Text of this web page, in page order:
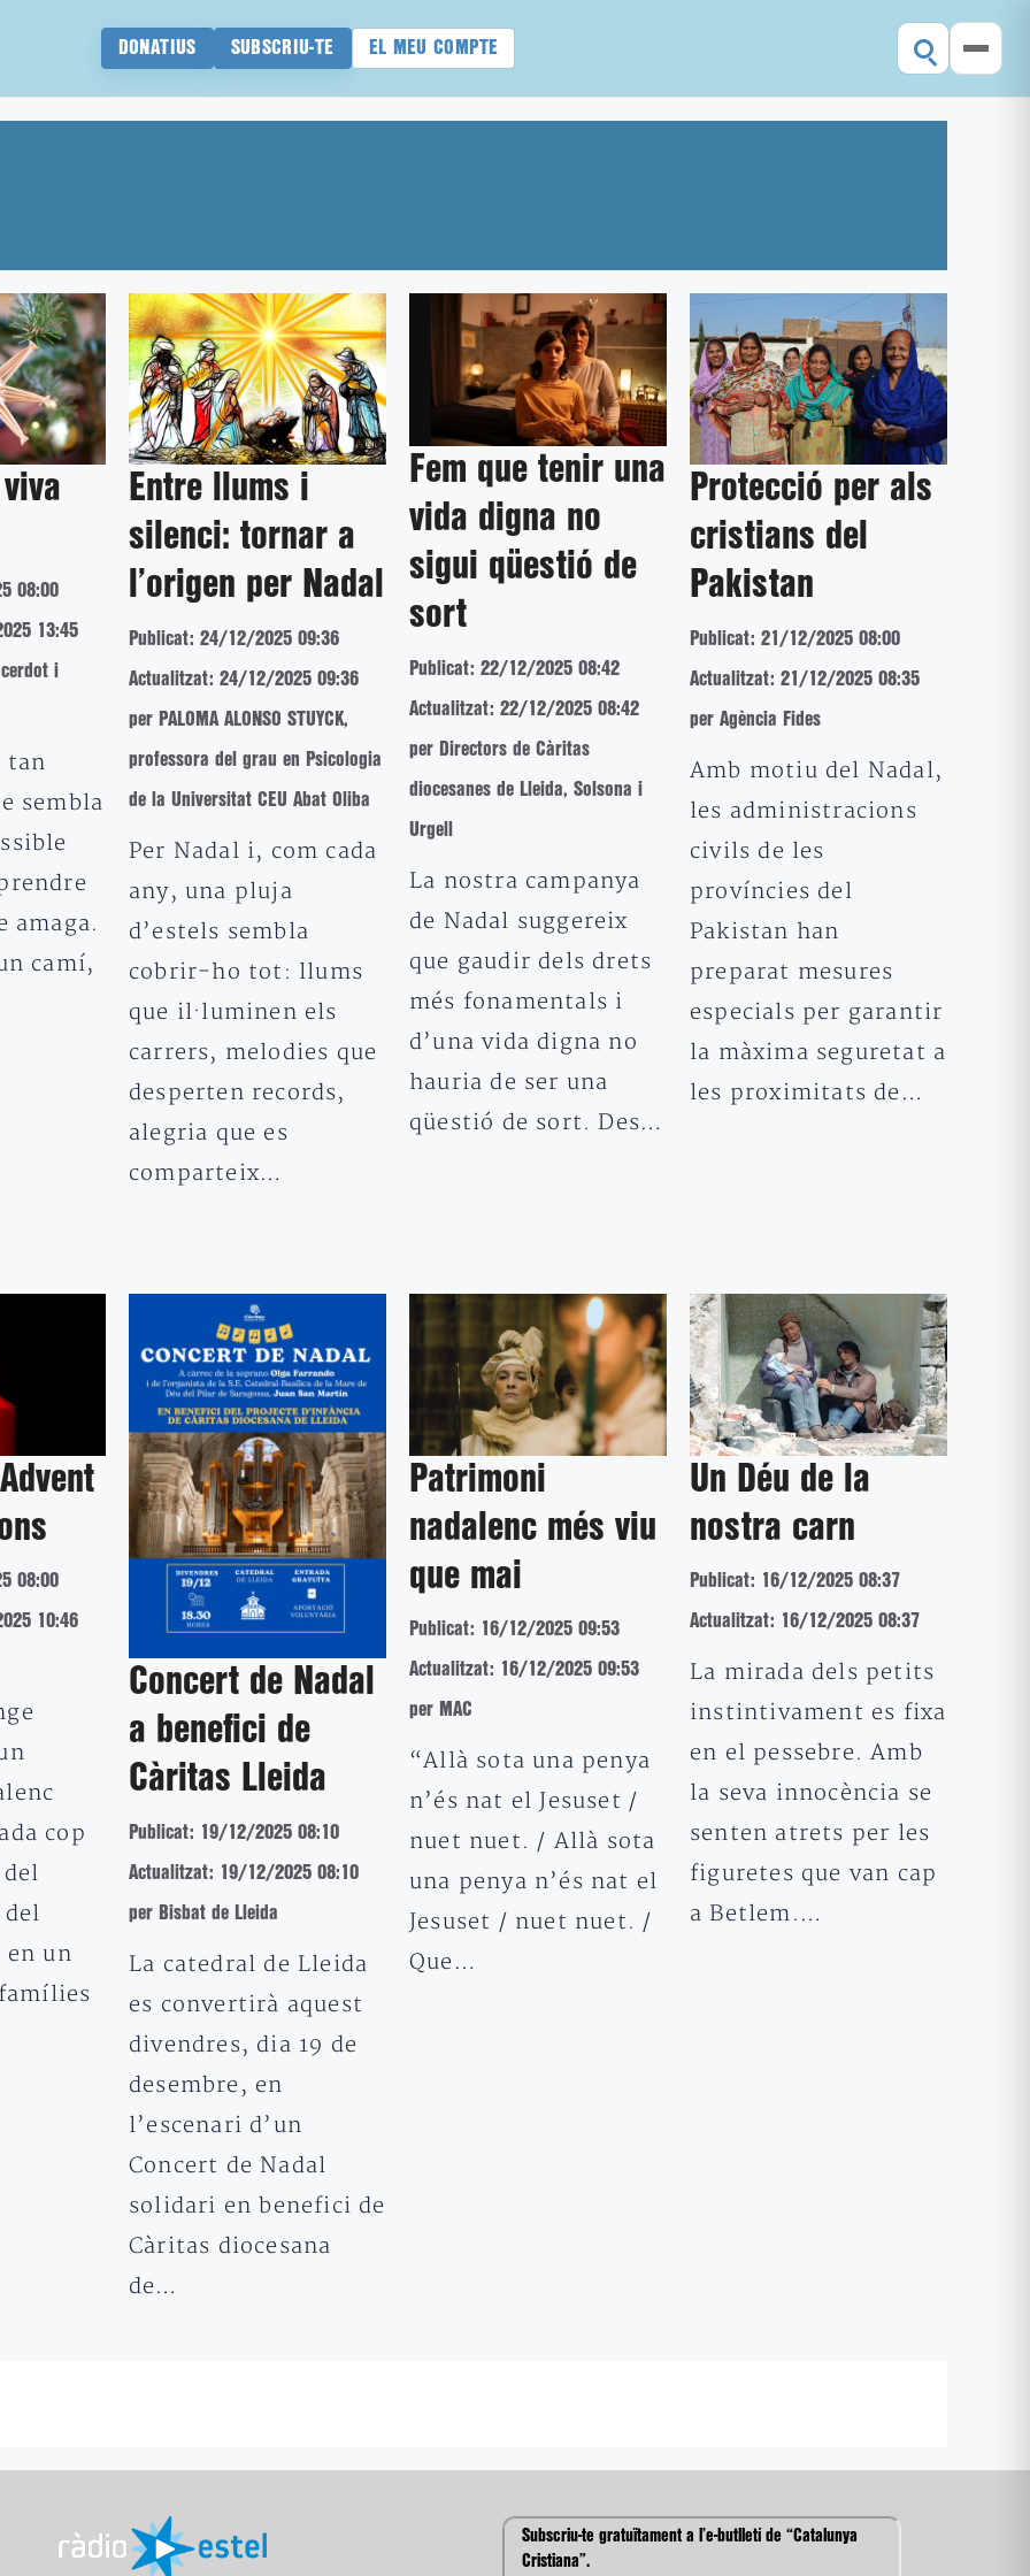
DONATIUS SUBSCRIU-TE EL MEU COMPTE
viva
08:00
13:45
i
tan
sembla
amaga.
camí,
Entre llums i
silenci: tornar a
l’origen per Nadal
Publicat: 24/12/2025 09:36
Actualitzat: 24/12/2025 09:36
per PALOMA ALONSO STUYCK,
professora del grau en Psicologia
de la Universitat CEU Abat Oliba
Per Nadal i, com cada
any, una pluja
d’estels sembla
cobrir-ho tot: llums
que il·luminen els
carrers, melodies que
desperten records,
alegria que es
comparteix…
Fem que tenir una
vida digna no
sigui qüestió de
sort
Publicat: 22/12/2025 08:42
Actualitzat: 22/12/2025 08:42
per Directors de Càritas
diocesanes de Lleida, Solsona i
Urgell
La nostra campanya
de Nadal suggereix
que gaudir dels drets
més fonamentals i
d’una vida digna no
hauria de ser una
qüestió de sort. Des…
Protecció per als
cristians del
Pakistan
Publicat: 21/12/2025 08:00
Actualitzat: 21/12/2025 08:35
per Agència Fides
Amb motiu del Nadal,
les administracions
civils de les
províncies del
Pakistan han
preparat mesures
especials per garantir
la màxima seguretat a
les proximitats de…
08:00
10:46
cop
en un
Concert de Nadal
a benefici de
Càritas Lleida
Publicat: 19/12/2025 08:10
Actualitzat: 19/12/2025 08:10
per Bisbat de Lleida
La catedral de Lleida
es convertirà aquest
divendres, dia 19 de
desembre, en
l’escenari d’un
Concert de Nadal
solidari en benefici de
Càritas diocesana
de…
Patrimoni
nadalenc més viu
que mai
Publicat: 16/12/2025 09:53
Actualitzat: 16/12/2025 09:53
per MAC
“Allà sota una penya
n’és nat el Jesuset /
nuet nuet. / Allà sota
una penya n’és nat el
Jesuset / nuet nuet. /
Que…
Un Déu de la
nostra carn
Publicat: 16/12/2025 08:37
Actualitzat: 16/12/2025 08:37
La mirada dels petits
instintivament es fixa
en el pessebre. Amb
la seva innocència se
senten atrets per les
figuretes que van cap
a Betlem.…
Subscriu-te gratuïtament a l’e-butlletí de “Catalunya
Cristiana”.